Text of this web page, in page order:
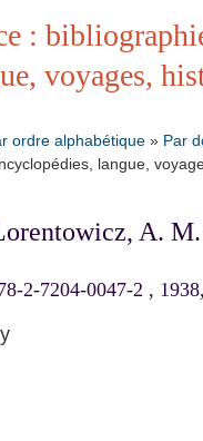
:
voyages,
ordre alphabétique » Par
langue,
A.
2-7204-0047-2 ,